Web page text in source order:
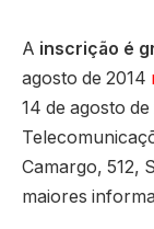
A inscrição é
agosto de 2014
14 de agosto
Camargo, 512,
maiores